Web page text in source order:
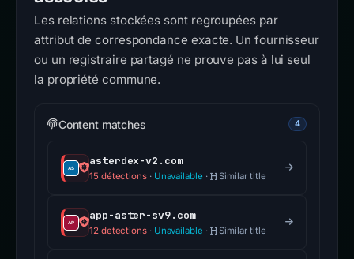
Les relations stockées sont regroupées par
attribut de correspondance exacte. Un fournisseur
ou un registraire partagé ne prouve pas à lui seul
la propriété commune.
Content matches 4
asterdex-v2.com
15 détections· Unavailable · Similar title
app-aster-sv9.com
12 detections· Unavailable · Similar title